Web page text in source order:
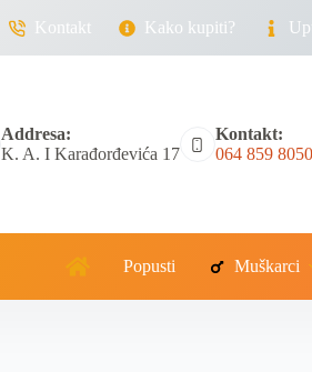
Kontakt Kako kupiti?
Addresa:
K. A. I Karađorđevića 17
Kontakt:
064 859 8050
Popusti Muškarci